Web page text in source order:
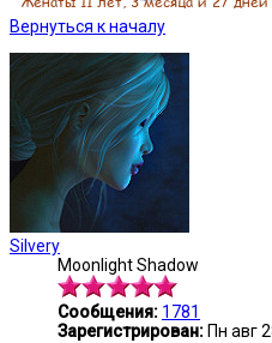
Вернуться к началу
Silvery
Moonlight Shadow
Сообщения: 1781
Зарегистрирован: Пн авг